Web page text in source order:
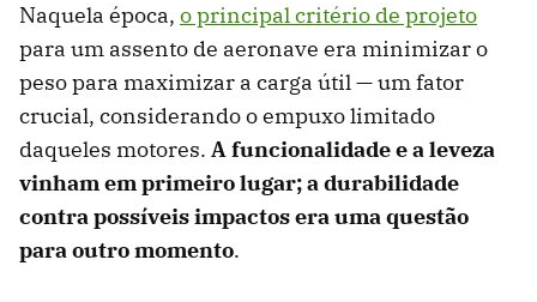
Naquela época, o principal critério de projeto
para um assento de aeronave era minimizar o
peso para maximizar a carga útil — um fator
crucial, considerando o empuxo limitado
daqueles motores. A funcionalidade e a leveza
vinham em primeiro lugar; a durabilidade
contra possíveis impactos era uma questão
para outro momento.